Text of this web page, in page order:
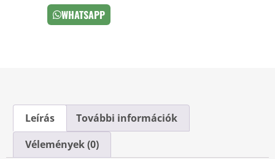
WHATSAPP
Leírás
További információk
Vélemények (0)